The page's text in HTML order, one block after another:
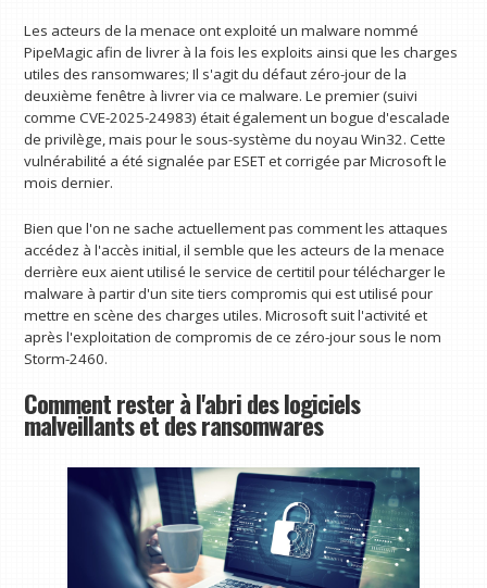
Les acteurs de la menace ont exploité un malware nommé
PipeMagic afin de livrer à la fois les exploits ainsi que les charges
utiles des ransomwares; Il s'agit du défaut zéro-jour de la
deuxième fenêtre à livrer via ce malware. Le premier (suivi
comme CVE-2025-24983) était également un bogue d'escalade
de privilège, mais pour le sous-système du noyau Win32. Cette
vulnérabilité a été signalée par ESET et corrigée par Microsoft le
mois dernier.
Bien que l'on ne sache actuellement pas comment les attaques
accédez à l'accès initial, il semble que les acteurs de la menace
derrière eux aient utilisé le service de certitil pour télécharger le
malware à partir d'un site tiers compromis qui est utilisé pour
mettre en scène des charges utiles. Microsoft suit l'activité et
après l'exploitation de compromis de ce zéro-jour sous le nom
Storm-2460.
Comment rester à l'abri des logiciels
malveillants et des ransomwares